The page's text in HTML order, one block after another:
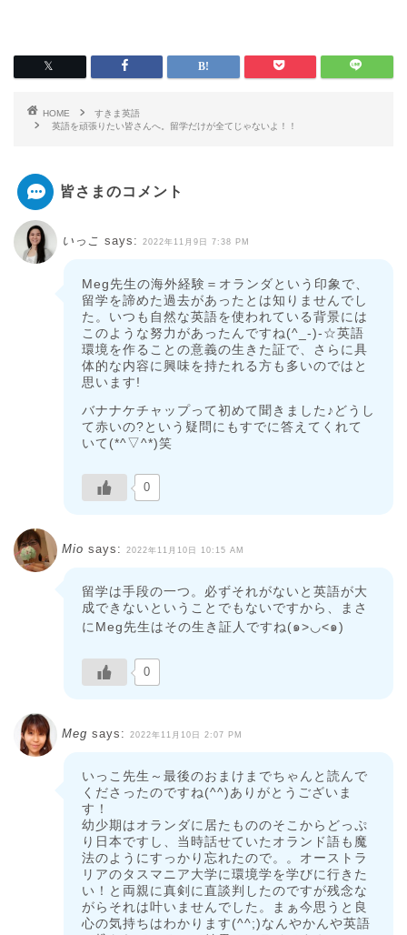
HOME
すきま英語
英語を頑張りたい皆さんへ。留学だけが全てじゃないよ！！
皆さまのコメント
いっこ says: 2022年11月9日 7:38 PM
Meg先生の海外経験＝オランダという印象で、
留学を諦めた過去があったとは知りませんでし
た。いつも自然な英語を使われている背景には
このような努力があったんですね(^_-)-☆英語
環境を作ることの意義の生きた証で、さらに具
体的な内容に興味を持たれる方も多いのではと
思います!
バナナケチャップって初めて聞きました♪どうし
て赤いの?という疑問にもすでに答えてくれて
いて(*^▽^*)笑
0
Mio says: 2022年11月10日 10:15 AM
留学は手段の一つ。必ずそれがないと英語が大
成できないということでもないですから、まさ
にMeg先生はその生き証人ですね(๑>◡<๑)
0
Meg says: 2022年11月10日 2:07 PM
いっこ先生～最後のおまけまでちゃんと読んで
くださったのですね(^^)ありがとうございま
す！
幼少期はオランダに居たもののそこからどっぷ
り日本ですし、当時話せていたオランド語も魔
法のようにすっかり忘れたので。。オーストラ
リアのタスマニア大学に環境学を学びに行きた
い！と両親に真剣に直談判したのですが残念な
がらそれは叶いませんでした。まぁ今思うと良
心の気持ちはわかります(^^;)なんやかんや英語